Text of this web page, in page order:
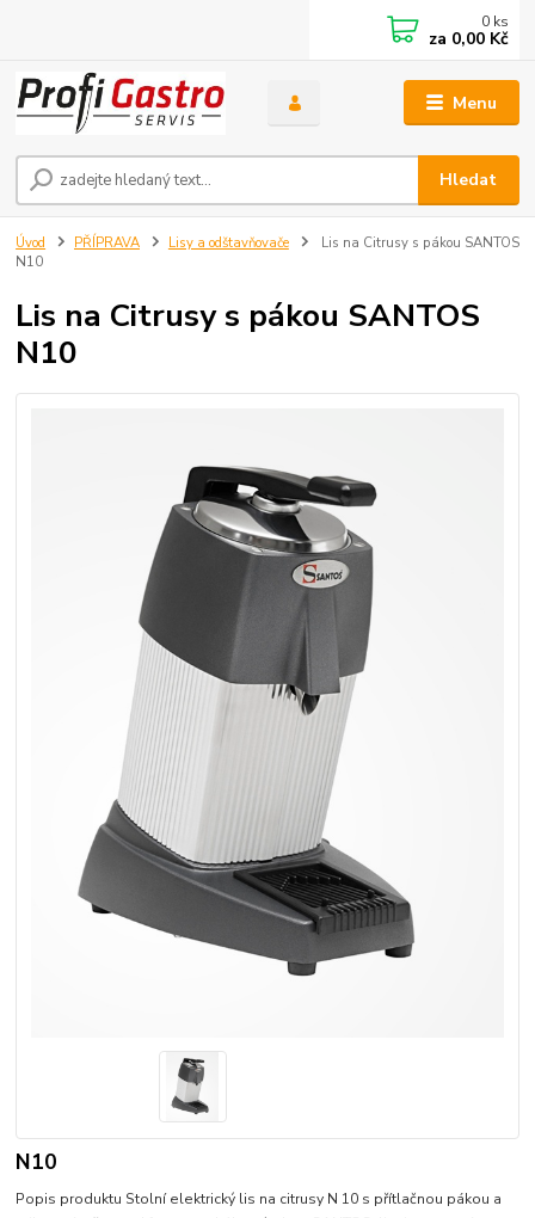
Menu
Hledat
0 ks
za 0,00 Kč
Úvod PŘÍPRAVA Lisy a odštavňovače
Lis na Citrusy s pákou SANTOS
N10
Lis na Citrusy s pákou SANTOS
N10
N10
Popis produktu Stolní elektrický lis na citrusy N 10 s přítlačnou pákou a